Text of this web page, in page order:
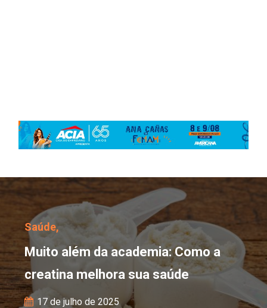
Muito além da
Saúde,
Muito além da academia: Como a
creatina melhora sua saúde
17 de julho de 2025